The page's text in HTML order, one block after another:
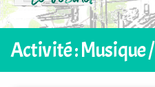
Activité : Musique